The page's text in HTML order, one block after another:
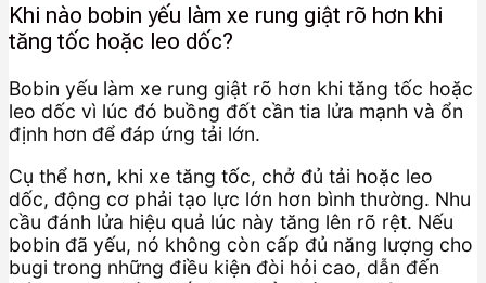
Khi nào bobin yếu làm xe rung giật rõ hơn khi
tăng tốc hoặc leo dốc?
Bobin yếu làm xe rung giật rõ hơn khi tăng tốc hoặc
leo dốc vì lúc đó buồng đốt cần tia lửa mạnh và ổn
định hơn để đáp ứng tải lớn.
Cụ thể hơn, khi xe tăng tốc, chở đủ tải hoặc leo
dốc, động cơ phải tạo lực lớn hơn bình thường. Nhu
cầu đánh lửa hiệu quả lúc này tăng lên rõ rệt. Nếu
bobin đã yếu, nó không còn cấp đủ năng lượng cho
bugi trong những điều kiện đòi hỏi cao, dẫn đến